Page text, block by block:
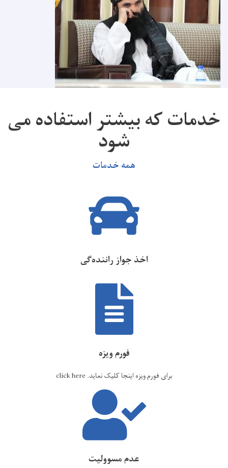
خدمات که بیشتر استفاده می
شود
همه خدمات
اخذ جواز راننده‌گی
فورم ویزه
برای فورم ویزه اینجا کلیک نماید.click here
عدم مسوولیت